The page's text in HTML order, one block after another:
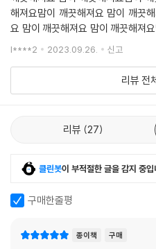
해져요맘이 깨끗해져요 맘이 깨끗
요 맘이 깨끗해져요 맘이 깨끗해져
이 깨끗해져요맘이 깨끗해져요 맘
l****2 2023.09.26. 신고
리뷰 전
리뷰 27
클린봇이 부적절한 글을 감지 중입
구매한줄평
종이책 구매